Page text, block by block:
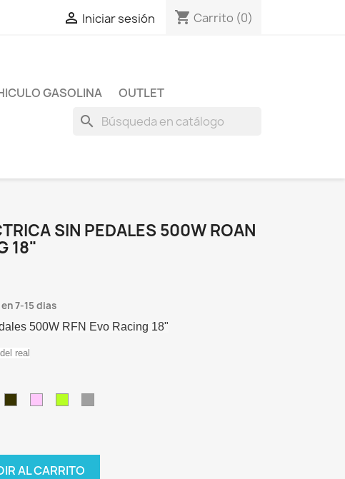
 Iniciar sesión shopping_cart Carrito (0)
GASOLINA OUTLET
search
SIN PEDALES 500W ROAN
18"
7-15 dias
500W RFN Evo Racing 18"
real
AL CARRITO